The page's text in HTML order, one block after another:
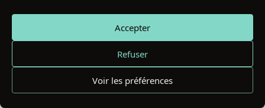
Accepter
Refuser
Voir les préférences
Les auras couleurs constituent l'un des
systèmes symboliques les plus riches et
les plus cohérents que je connaisse.
Après dix ans de lecture des auras et des
centaines de consultations individuelles,